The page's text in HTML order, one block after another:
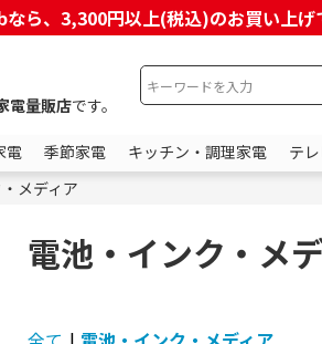
ら、3,300円以上(税込)のお買い上
電量販店です。
電 季節家電 キッチン・調理家電 テ
メディア
電池・インク・メ